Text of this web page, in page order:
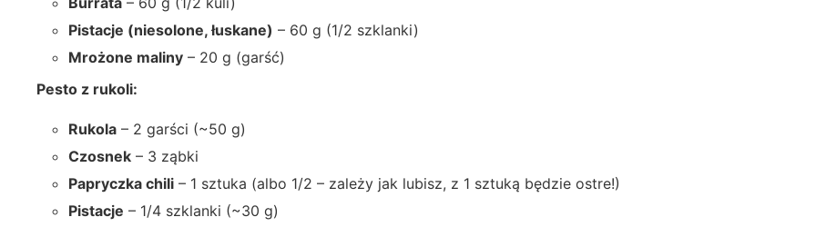
Pistacje (niesolone, łuskane) – 60 g (1/2 szklanki)
Mrożone maliny – 20 g (garść)
Pesto z rukoli:
Rukola – 2 garści (~50 g)
Czosnek – 3 ząbki
Papryczka chili – 1 sztuka (albo 1/2 – zależy jak lubisz, z 1 sztuką będzie ostre!)
Pistacje – 1/4 szklanki (~30 g)